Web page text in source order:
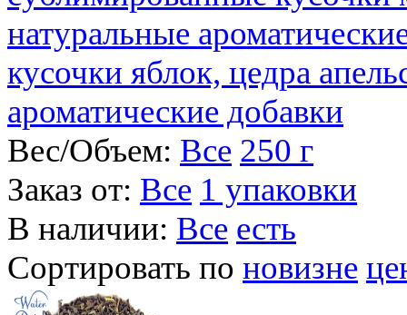
натуральные
кусочки яблок, цедра
ароматические добавки
Вес/Объем: Все 250 г
Заказ от: Все 1 упаковки
В наличии: Все есть
Сортировать по новизне